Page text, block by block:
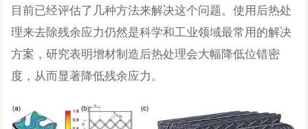
目前已经评估了几种方法来解决这个问题。使用后热处
理来去除残余应力仍然是科学和工业领域最常用的解决
方案，研究表明增材制造后热处理会大幅降低位错密
度，从而显著降低残余应力。